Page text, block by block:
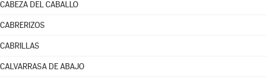
CABEZA DEL CABALLO
CABRERIZOS
CABRILLAS
CALVARRASA DE ABAJO